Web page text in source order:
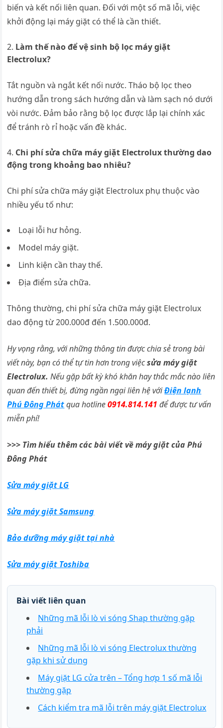
biến và kết nối liên quan. Đối với một số mã lỗi, việc
khởi động lại máy giặt có thể là cần thiết.
Làm thế nào để vệ sinh bộ lọc máy giặt
Electrolux?
Tắt nguồn và ngắt kết nối nước. Tháo bộ lọc theo
hướng dẫn trong sách hướng dẫn và làm sạch nó dưới
vòi nước. Đảm bảo rằng bộ lọc được lắp lại chính xác
để tránh rò rỉ hoặc vấn đề khác.
Chi phí sửa chữa máy giặt Electrolux thường dao
động trong khoảng bao nhiêu?
Chi phí sửa chữa máy giặt Electrolux phụ thuộc vào
nhiều yếu tố như:
Loại lỗi hư hỏng.
Model máy giặt.
Linh kiện cần thay thế.
Địa điểm sửa chữa.
Thông thường, chi phí sửa chữa máy giặt Electrolux
dao động từ 200.000đ đến 1.500.000đ.
Hy vọng rằng, với những thông tin được chia sẻ trong bài
viết này, bạn có thể tự tin hơn trong việcsửa máy giặt
Electrolux. Nếu gặp bất kỳ khó khăn hay thắc mắc nào liên
quan đến thiết bị, đừng ngần ngại liên hệ vớiĐiện lạnh
Phú Đông Phátqua hotline0914.814.141để được tư vấn
miễn phí!
>>> Tìm hiểu thêm các bài viết về máy giặt của Phú
Đông Phát
Sửa máy giặt LG
Sửa máy giặt Samsung
Bảo dưỡng máy giặt tại nhà
Sửa máy giặt Toshiba
Bài viết liên quan
Những mã lỗi lò vi sóng Shap thường gặp
phải
Những mã lỗi lò vi sóng Electrolux thường
gặp khi sử dụng
Máy giặt LG cửa trên – Tổng hợp 1 số mã lỗi
thường gặp
Cách kiểm tra mã lỗi trên máy giặt Electrolux